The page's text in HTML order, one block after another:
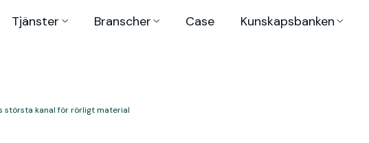
Tjänster Branscher Case Kunskaps­banken
största kanal för rörligt material